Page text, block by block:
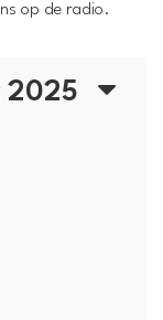
op de radio.
2025